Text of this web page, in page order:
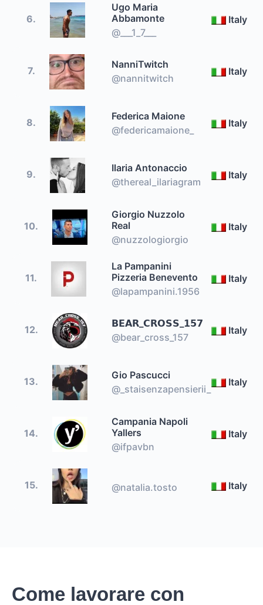
6.
Ugo Maria
Abbamonte
@___1_7___
Italy
7.
NanniTwitch
@nannitwitch
Italy
8.
Federica Maione
@federicamaione_
Italy
9.
Ilaria Antonaccio
@thereal_ilariagram
Italy
10.
Giorgio Nuzzolo
Real
@nuzzologiorgio
Italy
11.
La Pampanini
Pizzeria Benevento
@lapampanini.1956
Italy
12.
𝗕𝗘𝗔𝗥_𝗖𝗥𝗢𝗦𝗦_𝟭𝟱𝟳
@bear_cross_157
Italy
13.
Gio Pascucci
@_staisenzapensierii_
Italy
14.
Campania Napoli
Yallers
@ifpavbn
Italy
15. @natalia.tosto Italy
Come lavorare con